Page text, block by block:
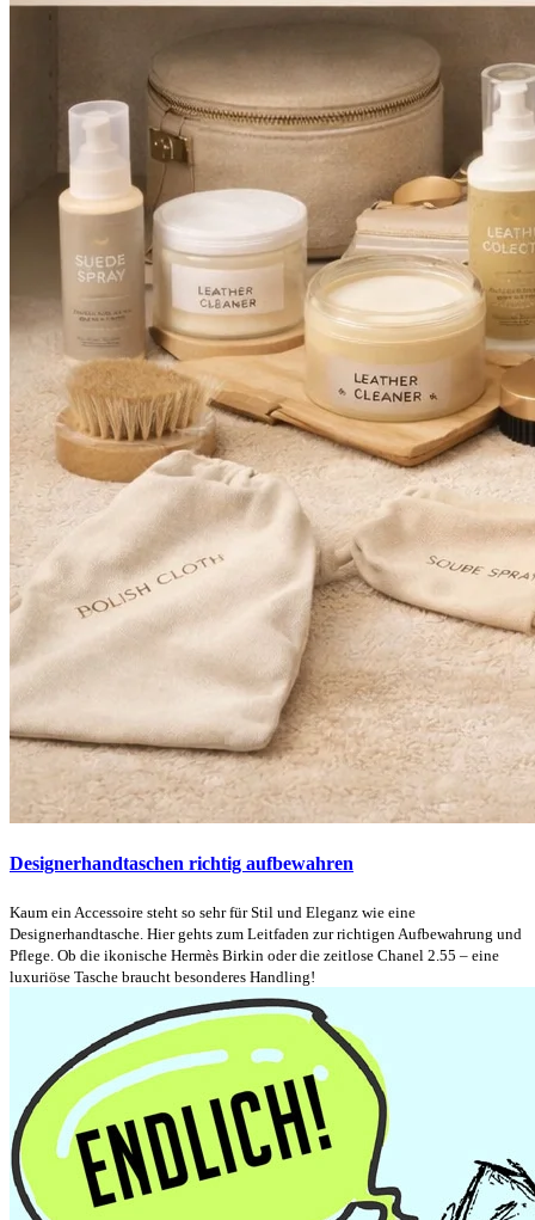
Designerhandtaschen richtig aufbewahren
Kaum ein Accessoire steht so sehr für Stil und Eleganz wie eine
Designerhandtasche. Hier gehts zum Leitfaden zur richtigen Aufbewahrung und
Pflege. Ob die ikonische Hermès Birkin oder die zeitlose Chanel 2.55 – eine
luxuriöse Tasche braucht besonderes Handling!